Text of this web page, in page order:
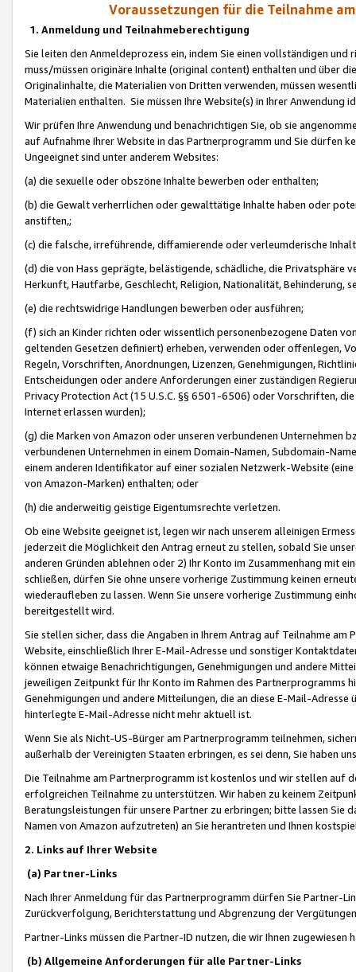
Voraussetzungen für die Teilnahme
1. Anmeldung und Teilnahmeberechtigung
Sie leiten den Anmeldeprozess ein, indem Sie einen vollständigen
muss/müssen originäre Inhalte (original content) enthalten und über
Originalinhalte, die Materialien von Dritten verwenden, müssen
Materialien enthalten. Sie müssen Ihre Website(s) in Ihrer Anwendung
Wir prüfen Ihre Anwendung und benachrichtigen Sie, ob sie
auf Aufnahme Ihrer Website in das Partnerprogramm und Sie dürfen
Ungeeignet sind unter anderem Websites:
(a) die sexuelle oder obszöne Inhalte bewerben oder enthalten;
(b) die Gewalt verherrlichen oder gewalttätige Inhalte haben oder
anstiften,;
(c) die falsche, irreführende, diffamierende oder verleumderische
(d) die von Hass geprägte, belästigende, schädliche, die Privatsphäre
Herkunft, Hautfarbe, Geschlecht, Religion, Nationalität, Behinderung,
(e) die rechtswidrige Handlungen bewerben oder ausführen;
(f) sich an Kinder richten oder wissentlich personenbezogene Daten
geltenden Gesetzen definiert) erheben, verwenden oder offenlegen,
Regeln, Vorschriften, Anordnungen, Lizenzen, Genehmigungen,
Entscheidungen oder andere Anforderungen einer zuständigen
Privacy Protection Act (15 U.S.C. §§ 6501-6506) oder Vorschriften,
Internet erlassen wurden);
(g) die Marken von Amazon oder unseren verbundenen Unternehmen
verbundenen Unternehmen in einem Domain-Namen, Subdomain-
einem anderen Identifikator auf einer sozialen Netzwerk-Website
von Amazon-Marken) enthalten; oder
(h) die anderweitig geistige Eigentumsrechte verletzen.
Ob eine Website geeignet ist, legen wir nach unserem alleinigen
jederzeit die Möglichkeit den Antrag erneut zu stellen, sobald Sie
anderen Gründen ablehnen oder 2) Ihr Konto im Zusammenhang mit
schließen, dürfen Sie ohne unsere vorherige Zustimmung keinen
wiederaufleben zu lassen. Wenn Sie unsere vorherige Zustimmung
bereitgestellt wird.
Sie stellen sicher, dass die Angaben in Ihrem Antrag auf Teilnahme
Website, einschließlich Ihrer E-Mail-Adresse und sonstiger
können etwaige Benachrichtigungen, Genehmigungen und andere
jeweiligen Zeitpunkt für Ihr Konto im Rahmen des Partnerprogramms
Genehmigungen und andere Mitteilungen, die an diese E-Mail-
hinterlegte E-Mail-Adresse nicht mehr aktuell ist.
Wenn Sie als Nicht-US-Bürger am Partnerprogramm teilnehmen,
außerhalb der Vereinigten Staaten erbringen, es sei denn, Sie haben
Die Teilnahme am Partnerprogramm ist kostenlos und wir stellen auf
erfolgreichen Teilnahme zu unterstützen. Wir haben zu keinem
Beratungsleistungen für unsere Partner zu erbringen; bitte lassen Sie
Namen von Amazon aufzutreten) an Sie herantreten und Ihnen
2. Links auf Ihrer Website
(a) Partner-Links
Nach Ihrer Anmeldung für das Partnerprogramm dürfen Sie Partner-
Zurückverfolgung, Berichterstattung und Abgrenzung der
Partner-Links müssen die Partner-ID nutzen, die wir Ihnen zugewiesen
(b) Allgemeine Anforderungen für alle Partner-Links